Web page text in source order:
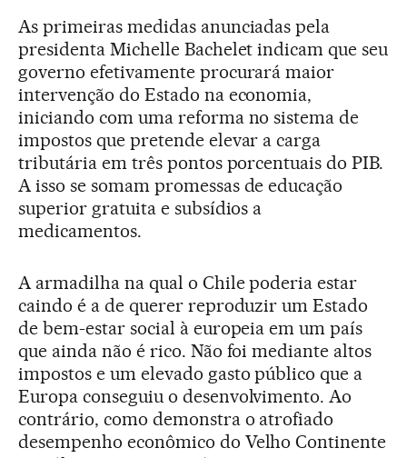
As primeiras medidas anunciadas pela
presidenta Michelle Bachelet indicam que seu
governo efetivamente procurará maior
intervenção do Estado na economia,
iniciando com uma reforma no sistema de
impostos que pretende elevar a carga
tributária em três pontos porcentuais do PIB.
A isso se somam promessas de educação
superior gratuita e subsídios a
medicamentos.
A armadilha na qual o Chile poderia estar
caindo é a de querer reproduzir um Estado
de bem-estar social à europeia em um país
que ainda não é rico. Não foi mediante altos
impostos e um elevado gasto público que a
Europa conseguiu o desenvolvimento. Ao
contrário, como demonstra o atrofiado
desempenho econômico do Velho Continente